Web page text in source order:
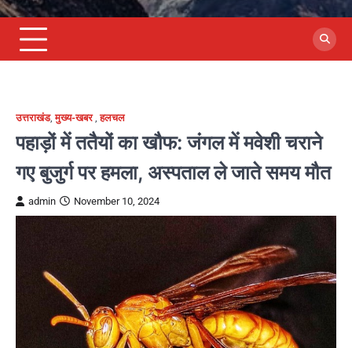
उत्तराखंड,मुख्य-खबर,हलचल
पहाड़ों में ततैयों का खौफ: जंगल में मवेशी चराने
गए बुजुर्ग पर हमला, अस्पताल ले जाते समय मौत
admin November 10, 2024